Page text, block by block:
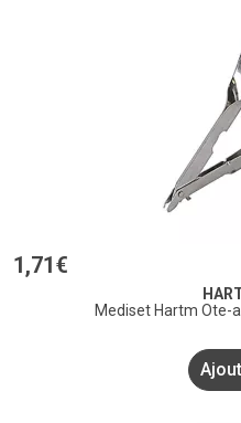
1 ,71 €
Mediset Hartm Ote-